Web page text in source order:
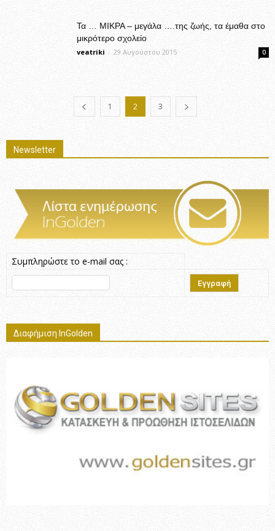
Τα … ΜΙΚΡΑ – μεγάλα ….της ζωής, τα έμαθα στο
μικρότερο σχολείο
veatriki - 29 Αυγούστου 2015 0
1 2 3
Newsletter
Συμπληρώστε το e-mail σας :
Διαφήμιση InGolden